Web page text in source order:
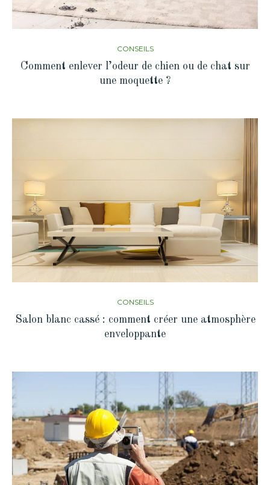
CONSEILS
Comment enlever l’odeur de chien ou de chat sur
une moquette ?
CONSEILS
Salon blanc cassé : comment créer une atmosphère
enveloppante